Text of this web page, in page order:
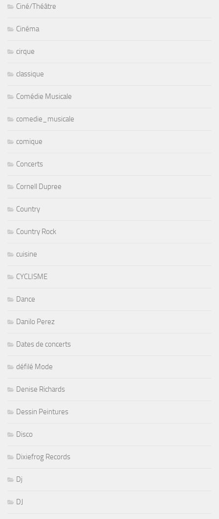
Ciné/Théâtre
Cinéma
cirque
classique
Comédie Musicale
comedie_musicale
comique
Concerts
Cornell Dupree
Country
Country Rock
cuisine
CYCLISME
Dance
Danilo Perez
Dates de concerts
défilé Mode
Denise Richards
Dessin Peintures
Disco
Dixiefrog Records
Dj
DJ